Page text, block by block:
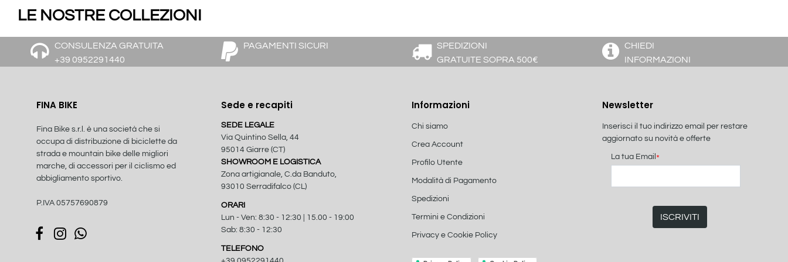
LE NOSTRE COLLEZIONI
CONSULENZA GRATUITA
+39 0952291440
PAGAMENTI SICURI
SPEDIZIONI
GRATUITE SOPRA 500€
CHIEDI
INFORMAZIONI
FINA BIKE
Fina Bike s.r.l. è una società che si
occupa di distribuzione di biciclette da
strada e mountain bike delle migliori
marche, di accessori per il ciclismo ed
abbigliamento sportivo.
P.IVA 05757690879
Sede e recapiti
SEDE LEGALE
Via Quintino Sella, 44
95014 Giarre (CT)
SHOWROOM E LOGISTICA
Zona artigianale, C.da Banduto,
93010 Serradifalco (CL)
ORARI
Lun - Ven: 8:30 - 12:30 | 15.00 - 19:00
Sab: 8:30 - 12:30
TELEFONO
Informazioni
Chi siamo
Crea Account
Profilo Utente
Modalità di Pagamento
Spedizioni
Termini e Condizioni
Privacy e Cookie Policy
Newsletter
Inserisci il tuo indirizzo email per restare
aggiornato su novità e offerte
La tua Email *